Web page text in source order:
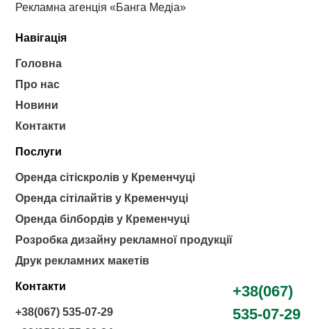
+38(067)
535-07-29
Рекламна агенція «Банга Медіа»
Навігація
Головна
Про нас
Новини
Контакти
Послуги
Оренда сітіскролів у Кременчуці
Оренда сітілайтів у Кременчуці
Оренда білбордів у Кременчуці
Розробка дизайну рекламної продукції
Друк рекламних макетів
Контакти
+38(067) 535-07-29